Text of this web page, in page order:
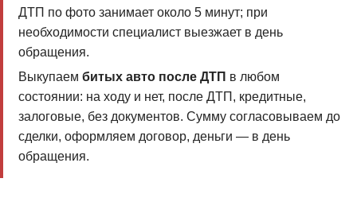
ДТП по фото занимает около 5 минут; при
необходимости специалист выезжает в день
обращения.
Выкупаем битых авто после ДТП в любом
состоянии: на ходу и нет, после ДТП, кредитные,
залоговые, без документов. Сумму согласовываем до
сделки, оформляем договор, деньги — в день
обращения.